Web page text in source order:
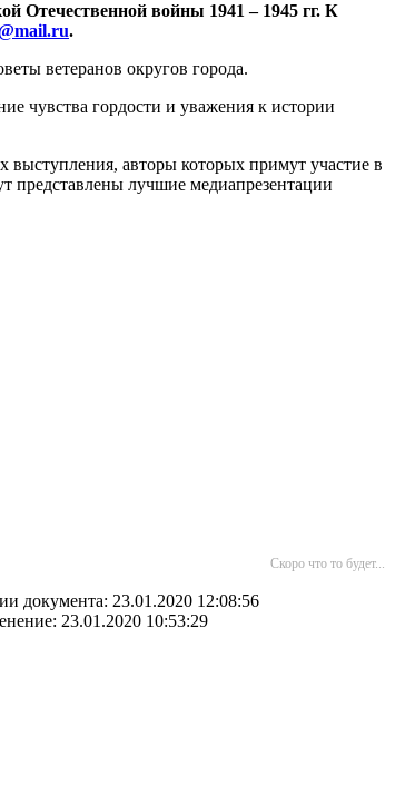
Отечественной войны 1941 – 1945 гг. К
.
ветеранов округов города.
чувства гордости и уважения к истории
выступления, авторы которых примут участие в
представлены лучшие медиапрезентации
Скоро что то будет...
документа: 23.01.2020 12:08:56
23.01.2020 10:53:29